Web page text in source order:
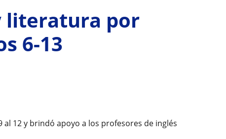
literatura por
6-13
12 y brindó apoyo a los profesores de inglés